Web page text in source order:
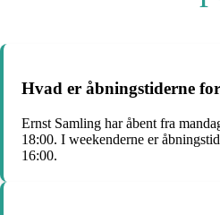
Hvad er åbningstiderne
Ernst Samling har åbent fra
18:00. I weekenderne er
16:00.